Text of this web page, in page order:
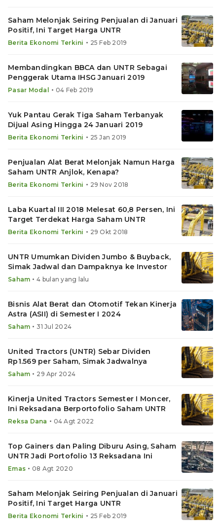
Saham Melonjak Seiring Penjualan di Januari
Positif, Ini Target Harga UNTR
Berita Ekonomi Terkini • 25 Feb 2019
Membandingkan BBCA dan UNTR Sebagai
Penggerak Utama IHSG Januari 2019
Pasar Modal • 04 Feb 2019
Yuk Pantau Gerak Tiga Saham Terbanyak
Dijual Asing Hingga 24 Januari 2019
Berita Ekonomi Terkini • 25 Jan 2019
Penjualan Alat Berat Melonjak Namun Harga
Saham UNTR Anjlok, Kenapa?
Berita Ekonomi Terkini • 29 Nov 2018
Laba Kuartal III 2018 Melesat 60,8 Persen, Ini
Target Terdekat Harga Saham UNTR
Berita Ekonomi Terkini • 29 Okt 2018
UNTR Umumkan Dividen Jumbo & Buyback,
Simak Jadwal dan Dampaknya ke Investor
Saham • 4 bulan yang lalu
Bisnis Alat Berat dan Otomotif Tekan Kinerja
Astra (ASII) di Semester I 2024
Saham • 31 Jul 2024
United Tractors (UNTR) Sebar Dividen
Rp1.569 per Saham, Simak Jadwalnya
Saham • 29 Apr 2024
Kinerja United Tractors Semester I Moncer,
Ini Reksadana Berportofolio Saham UNTR
Reksa Dana • 04 Agt 2022
Top Gainers dan Paling Diburu Asing, Saham
UNTR Jadi Portofolio 13 Reksadana Ini
Emas • 08 Agt 2020
Saham Melonjak Seiring Penjualan di Januari
Positif, Ini Target Harga UNTR
Berita Ekonomi Terkini • 25 Feb 2019